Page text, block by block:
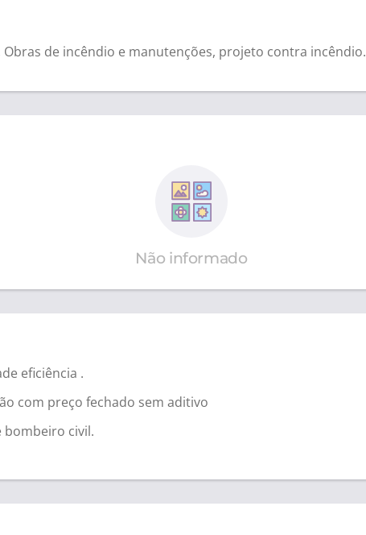
Obras de incêndio e manutenções, projeto contra incêndio.
Não informado
eficiência .
com preço fechado sem aditivo
bombeiro civil.